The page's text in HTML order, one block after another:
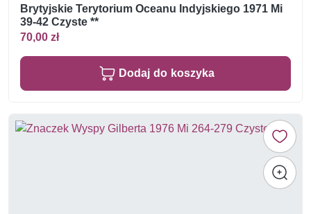
Brytyjskie Terytorium Oceanu Indyjskiego 1971 Mi
39-42 Czyste **
70,00 zł
Dodaj do koszyka